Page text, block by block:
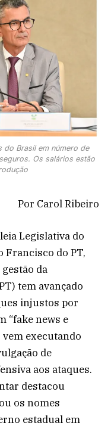
do Brasil em número de
Os salários estão
Por Carol Ribeiro
Legislativa do
Francisco do PT,
da
tem avançado
injustos por
“fake news e
vem executando
de
aos ataques.
destacou
os nomes
estadual em